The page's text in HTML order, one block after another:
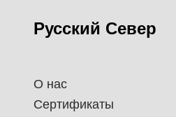
Русский Север
О нас
Сертификаты